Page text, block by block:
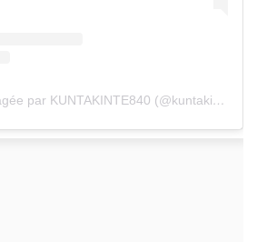
Une publication partagée par KUNTAKINTE840 (@kuntakinte.840)